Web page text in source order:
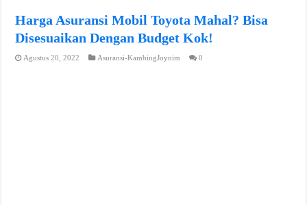
Harga Asuransi Mobil Toyota Mahal? Bisa
Disesuaikan Dengan Budget Kok!
Agustus 20, 2022 Asuransi-KambingJoynim 0